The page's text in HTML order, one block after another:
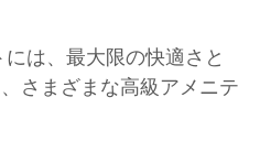
は、最大限の快適さと
さまざまな高級アメニテ